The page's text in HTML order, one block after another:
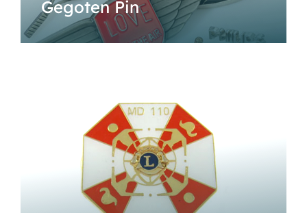
Gegoten Pin